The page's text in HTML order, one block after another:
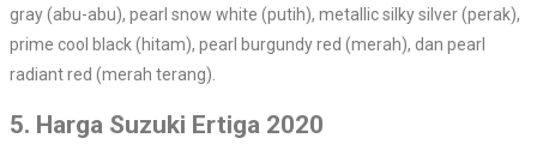
gray (abu-abu), pearl snow white (putih), metallic silky silver (perak),
prime cool black (hitam), pearl burgundy red (merah), dan pearl
radiant red (merah terang).
5. Harga Suzuki Ertiga 2020